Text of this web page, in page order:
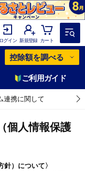
ログイン 新規登録 カート
控除額を調べる
ご利用ガイド
連携に関して
個人情報保護
針）について〉